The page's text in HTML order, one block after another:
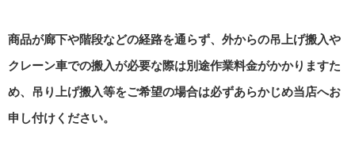
商品が廊下や階段などの経路を通らず、外からの吊上げ搬入や
クレーン車での搬入が必要な際は別途作業料金がかかりますた
め、吊り上げ搬入等をご希望の場合は必ずあらかじめ当店へお
申し付けください。